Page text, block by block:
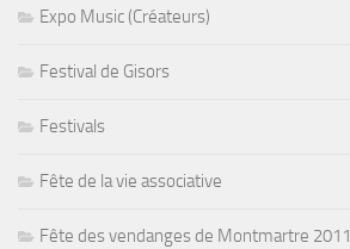
Expo Music (Créateurs)
Festival de Gisors
Festivals
Fête de la vie associative
Fête des vendanges de Montmartre 2011